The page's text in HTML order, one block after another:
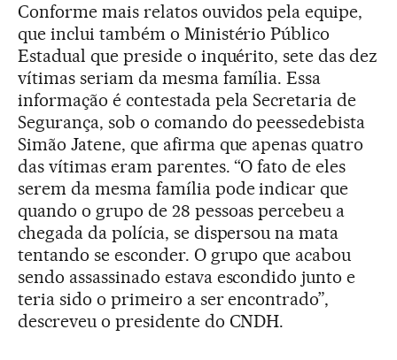
Conforme mais relatos ouvidos pela equipe,
que inclui também o Ministério Público
Estadual que preside o inquérito, sete das dez
vítimas seriam da mesma família. Essa
informação é contestada pela Secretaria de
Segurança, sob o comando do peessedebista
Simão Jatene, que afirma que apenas quatro
das vítimas eram parentes. “O fato de eles
serem da mesma família pode indicar que
quando o grupo de 28 pessoas percebeu a
chegada da polícia, se dispersou na mata
tentando se esconder. O grupo que acabou
sendo assassinado estava escondido junto e
teria sido o primeiro a ser encontrado”,
descreveu o presidente do CNDH.